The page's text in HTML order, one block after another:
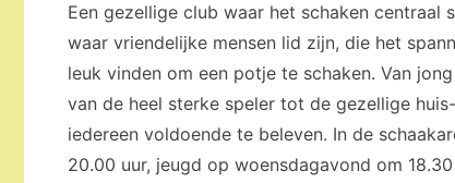
Een gezellige club waar het schaken centraal
waar vriendelijke mensen lid zijn, die het
leuk vinden om een potje te schaken. Van
van de heel sterke speler tot de gezellige
iedereen voldoende te beleven. In de
20.00 uur, jeugd op woensdagavond om